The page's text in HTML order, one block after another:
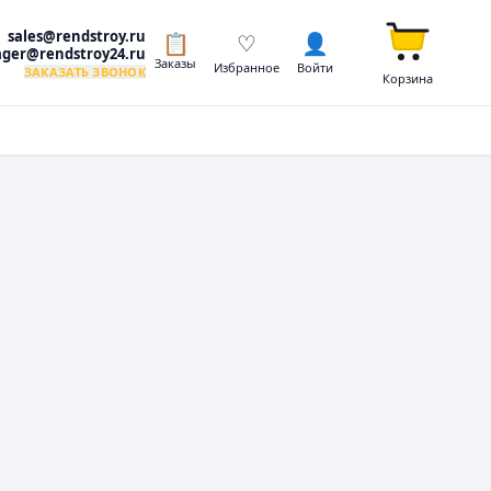
sales@rendstroy.ru
ЗАКАЗАТЬ ЗВОНОК
📋
Заказы
♡
Избранное
👤
Войти
Корзина